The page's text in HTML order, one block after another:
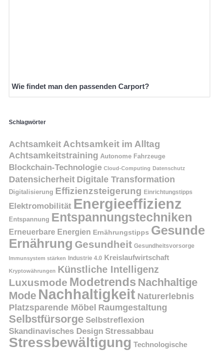
Wie findet man den passenden Carport?
Schlagwörter
Achtsamkeit Achtsamkeit im Alltag
Achtsamkeitstraining Autonome Fahrzeuge
Blockchain-Technologie Cloud-Computing Datenschutz
Datensicherheit Digitale Transformation
Digitalisierung Effizienzsteigerung Einrichtungstipps
Elektromobilität Energieeffizienz
Entspannung Entspannungstechniken
Erneuerbare Energien Ernährungstipps Gesunde
Ernährung Gesundheit Gesundheitsvorsorge
Immunsystem stärken Industrie 4.0 Kreislaufwirtschaft
Kryptowährungen Künstliche Intelligenz
Luxusmode Modetrends Nachhaltige
Mode Nachhaltigkeit Naturerlebnis
Platzsparende Möbel Raumgestaltung
Selbstfürsorge Selbstreflexion
Skandinavisches Design Stressabbau
Stressbewältigung Technologische